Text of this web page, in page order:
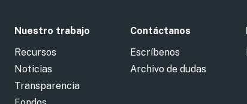
Nuestro trabajo
Recursos
Noticias
Transparencia
Contáctanos
Escríbenos
Archivo de dudas